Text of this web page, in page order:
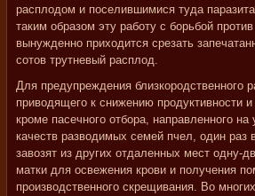
расплодом и поселившимися туда
таким образом эту работу с борьбой
вынужденно приходится срезать
сотов трутневый расплод.
Для предупреждения близкородственного
приводящего к снижению продуктивности
кроме пасечного отбора, направленного
качеств разводимых семей пчел, один раз
завозят из других отдаленных мест одну-
матки для освежения крови и получения
производственного скрещивания. Во